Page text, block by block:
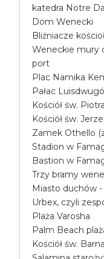
katedra Notre
Dom Wenecki
Bliźniacze
Weneckie mury
port
Plac Namika
Pałac
Kościół św.
Kościół św.
Zamek Othello
Stadion w
Bastion w
Trzy bramy
Miasto duchów -
Urbex, czyli
Plaża Varosha
Palm Beach
Kościół św.